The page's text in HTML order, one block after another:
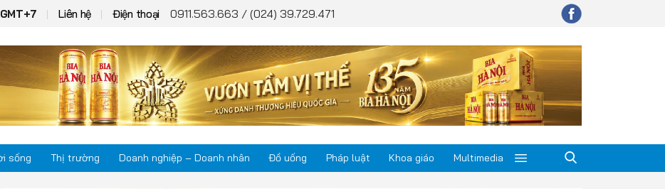
Liên hệ Điện thoại 0911.563.663 / (024) 39.729.471
sống Thị trường Doanh nghiệp – Doanh nhân Đồ uống Pháp luật Khoa giáo Multimedia